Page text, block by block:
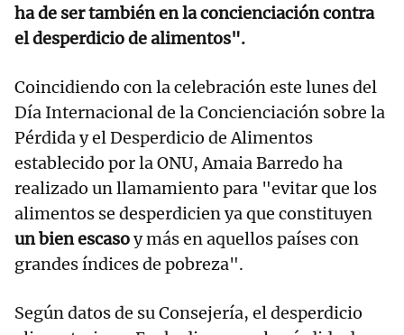
ha de ser también en la concienciación contra
el desperdicio de alimentos".
Coincidiendo con la celebración este lunes del
Día Internacional de la Concienciación sobre la
Pérdida y el Desperdicio de Alimentos
establecido por la ONU, Amaia Barredo ha
realizado un llamamiento para "evitar que los
alimentos se desperdicien ya que constituyen
un bien escasoy más en aquellos países con
grandes índices de pobreza".
Según datos de su Consejería, el desperdicio